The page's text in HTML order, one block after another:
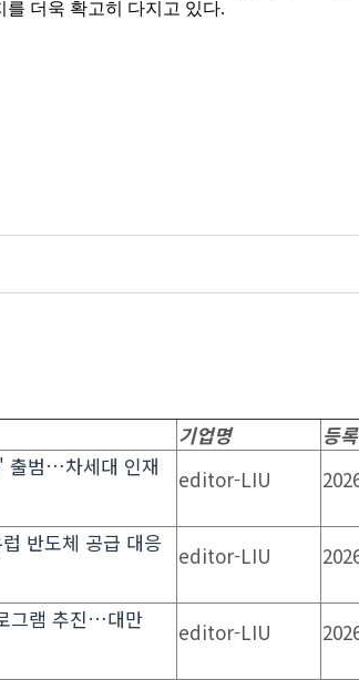
기업명
등
출범…차세대 인재
editor-LIU
반도체 공급 대응
editor-LIU
그램 추진…대만
editor-LIU